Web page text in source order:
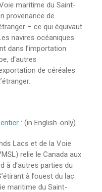
maritime du Saint-
provenance de
– ce qui équivaut
navires océaniques
dans l’importation
d’autres
de céréales
: (in English-only)
Lacs et de la Voie
relie le Canada aux
à d’autres parties du
à l’ouest du lac
maritime du Saint-